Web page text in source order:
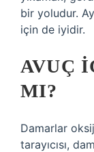
bir yoludur.
için de iyidir.
AVUÇ
MI?
Damarlar
tarayıcısı,